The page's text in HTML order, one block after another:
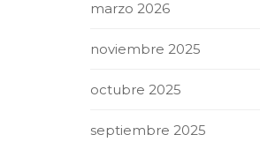
marzo 2026
noviembre 2025
octubre 2025
septiembre 2025